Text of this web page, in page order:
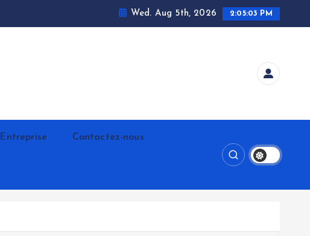
Wed. Aug 5th, 2026 2:05:04 PM
Entreprise Contactez-nous